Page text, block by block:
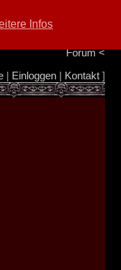
Infos
Info/Impressum
Forum<
| Einloggen| Kontakt]